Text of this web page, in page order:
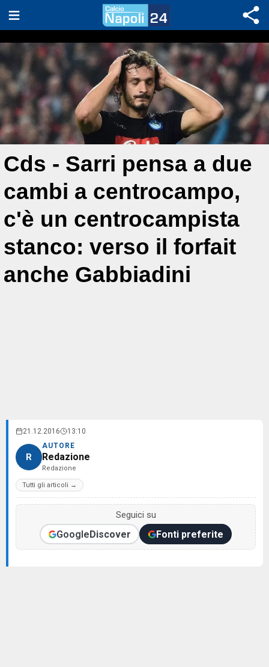
Cds - Sarri pensa a due
cambi a centrocampo,
c'è un centrocampista
stanco: verso il forfait
anche Gabbiadini
21.12.2016 13:10
R
AUTORE
Redazione
Redazione
Tutti gli articoli →
Seguici su
GoogleDiscover Fonti preferite